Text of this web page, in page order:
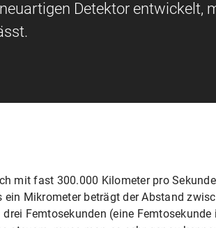
Detektor entwickelt,
mit fast 300.000 Kilometer pro
ein Mikrometer beträgt der Abstand
Femtosekunden (eine